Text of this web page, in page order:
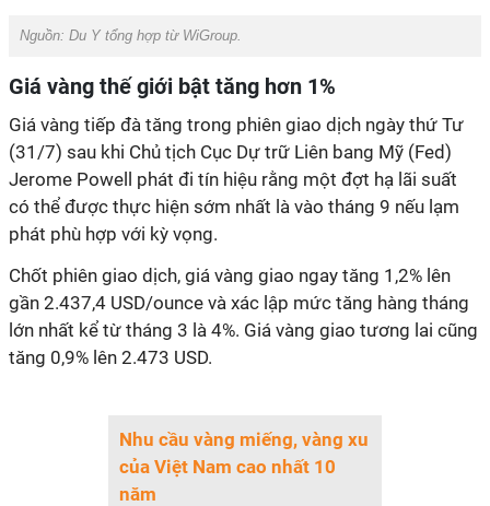
Nguồn: Du Y tổng hợp từ WiGroup.
Giá vàng thế giới bật tăng hơn 1%
Giá vàng tiếp đà tăng trong phiên giao dịch ngày thứ Tư
(31/7) sau khi Chủ tịch Cục Dự trữ Liên bang Mỹ (Fed)
Jerome Powell phát đi tín hiệu rằng một đợt hạ lãi suất
có thể được thực hiện sớm nhất là vào tháng 9 nếu lạm
phát phù hợp với kỳ vọng.
Chốt phiên giao dịch, giá vàng giao ngay tăng 1,2% lên
gần 2.437,4 USD/ounce và xác lập mức tăng hàng tháng
lớn nhất kể từ tháng 3 là 4%. Giá vàng giao tương lai cũng
tăng 0,9% lên 2.473 USD.
Nhu cầu vàng miếng, vàng xu
của Việt Nam cao nhất 10
năm